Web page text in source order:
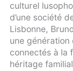
culturel
d’une société
Lisbonne,
une génération
connectés à la
héritage